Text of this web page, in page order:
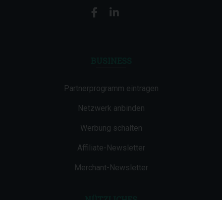
Partnerprogramm eintragen
Netzwerk anbinden
Werbung schalten
Affiliate-Newsletter
Merchant-Newsletter